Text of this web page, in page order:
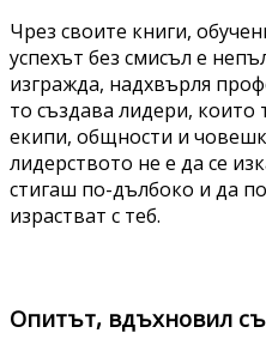
Чрез своите книги,
успехът без смисъл е
изгражда, надхвърля
то създава лидери,
екипи, общности и
лидерството не е да се
стигаш по-дълбоко и да
израстват с теб.
Опитът, вдъхновил